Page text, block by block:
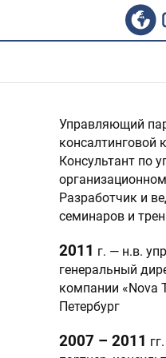
Управляющий
консалтинговой
Консультант по
Разработчик и
семинаров и
2011 г. — н.в.
генеральный
компании «Nova
Петербург
2007 – 2011